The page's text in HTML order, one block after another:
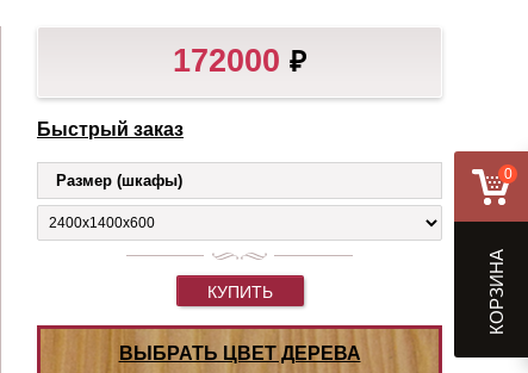
172000 ₽
Быстрый заказ
Размер (шкафы)
КУПИТЬ
ВЫБРАТЬ ЦВЕТ ДЕРЕВА
0
КОРЗИНА